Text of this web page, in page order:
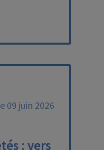
09 juin 2026
: vers